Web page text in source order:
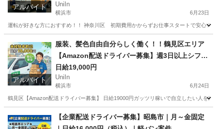
アルバイト
払いOK！
UniIn
横浜市 6月23日
運転が好きな方におすすめ！！ 神奈川区 初期費用かからずお仕事スタートで安心
配送 Amazon
アルバイト
服装、髪色自由自分らしく働く！！鶴見区エリア
【Amazon配送ドライバー募集】週3日以上シフト
制◎要普通免許 軽バン車両リースあり(^▽^)/
日給19,000円
UniIn
横浜市 6月24日
鶴見区【Amazon配送ドライバー募集】 日給19000円ガッツリ稼いで自立したい人を
配送 Amazon
【企業配送ドライバー募集】昭島市｜月～金固定